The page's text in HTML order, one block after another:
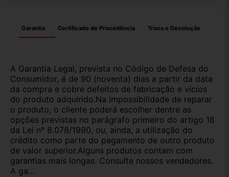
Garantia Certificado de Procedência Troca e Devolução
A Garantia Legal, prevista no Código de Defesa do
Consumidor, é de 90 (noventa) dias a partir da data
da compra e cobre defeitos de fabricação e vícios
do produto adquirido.Na impossibilidade de reparar
o produto, o cliente poderá escolher dentre as
opções previstas no parágrafo primeiro do artigo 18
da Lei nº 8.078/1990, ou, ainda, a utilização do
crédito como parte do pagamento de outro produto
de valor superior.Alguns produtos contam com
garantias mais longas. Consulte nossos vendedores.
A ga...